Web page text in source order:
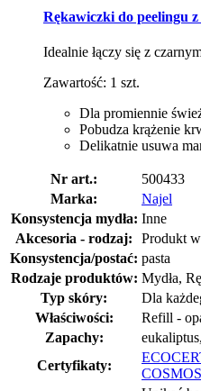
Rękawiczki do peelingu
Idealnie łączy się z
Zawartość: 1 szt.
Dla promiennie
Pobudza krążenie
Delikatnie usuwa
Nr art.:
500433
Marka:
Najel
Konsystencja mydła: Inne
Akcesoria - rodzaj:
Produkt
Konsystencja/postać: pasta
Rodzaje produktów: Mydła,
Typ skóry:
Dla
Właściwości:
Refill -
Zapachy:
Certyfikaty: